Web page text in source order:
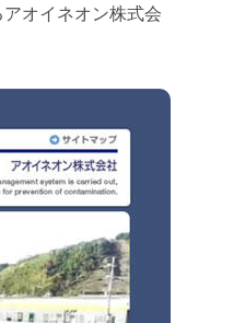
オイネオン株式会